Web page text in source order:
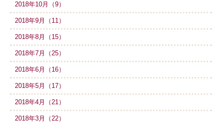
2018年10月（9）
2018年9月（11）
2018年8月（15）
2018年7月（25）
2018年6月（16）
2018年5月（17）
2018年4月（21）
2018年3月（22）